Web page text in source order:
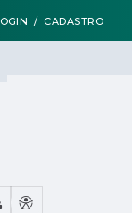
/ CADASTRO